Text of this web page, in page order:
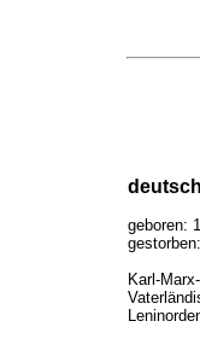
geboren:
Karl-